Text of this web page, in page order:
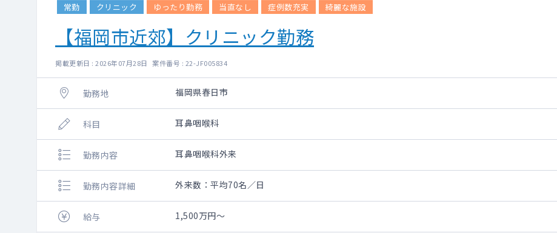
常勤 クリニック ゆったり勤務 当直なし 症例数充実 綺麗な施設
【福岡市近郊】クリニック勤務
掲載更新日 : 2026年07月28日 案件番号 : 22-JF005834
勤務地 福岡県春日市
科目 耳鼻咽喉科
勤務内容 耳鼻咽喉科外来
勤務内容詳細 外来数：平均70名／日
給与 1,500万円～